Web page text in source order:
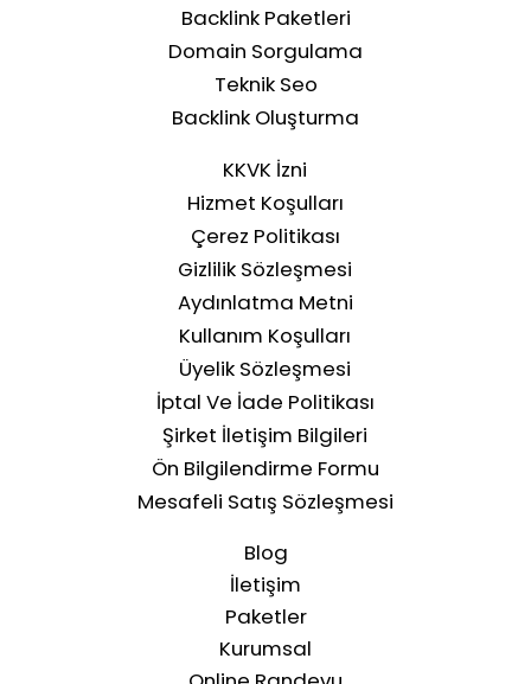
Backlink Paketleri
Domain Sorgulama
Teknik Seo
Backlink Oluşturma
KKVK İzni
Hizmet Koşulları
Çerez Politikası
Gizlilik Sözleşmesi
Aydınlatma Metni
Kullanım Koşulları
Üyelik Sözleşmesi
İptal Ve İade Politikası
Şirket İletişim Bilgileri
Ön Bilgilendirme Formu
Mesafeli Satış Sözleşmesi
Blog
İletişim
Paketler
Kurumsal